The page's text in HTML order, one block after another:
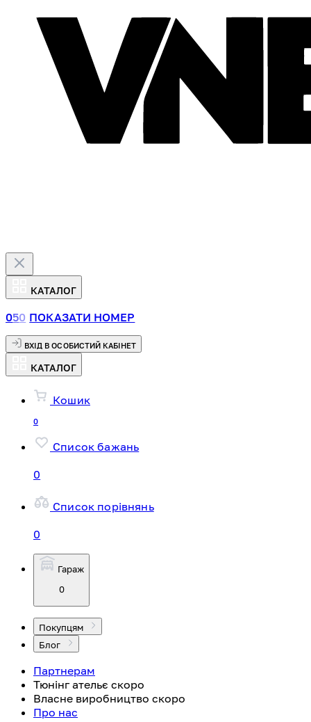
КАТАЛОГ
050 ПОКАЗАТИ НОМЕР
ВХІД В ОСОБИСТИЙ КАБІНЕТ
КАТАЛОГ
Кошик
0
Список бажань
0
Список порівнянь
0
Гараж
0
Покупцям
Блог
Партнерам
Тюнінг ательє скоро
Власне виробництво скоро
Про нас